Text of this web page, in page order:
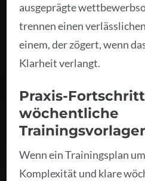
ausgeprägte
trennen einen
einem, der zögert, wenn
Klarheit verlangt.
Praxis-
wöchentliche
Wenn ein Trainingsplan
Komplexität und klare